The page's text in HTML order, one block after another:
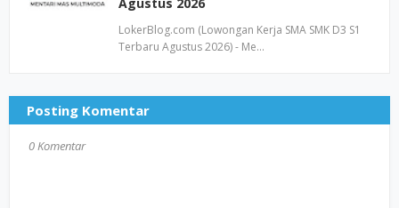
LokerBlog.com (Lowongan Kerja SMA SMK D3 S1
Terbaru Agustus 2026) - Me…
Posting Komentar
0 Komentar